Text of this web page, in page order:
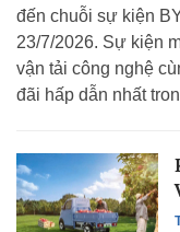
đến chuỗi sự kiện
23/7/2026. Sự kiện
vận tải công nghệ
đãi hấp dẫn nhất